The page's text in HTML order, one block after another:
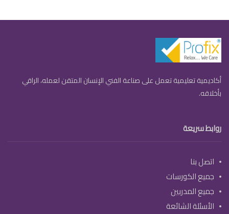
أكاديمية تعليمية تعمل على صناعة الفني الإنسان المتقن لعمله، الراقي
بأخلاقه.
روابط سريعة
اتصل بنا
جميع الكورسات
جميع المدربين
الأسئلة الشائعة